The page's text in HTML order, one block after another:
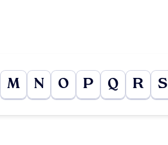
M N O P Q R S